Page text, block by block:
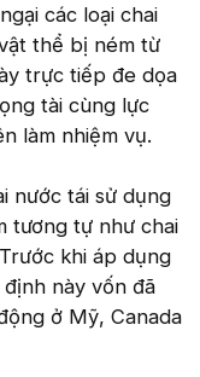
các loại chai
thể bị ném từ
trực tiếp đe dọa
tài cùng lực
làm nhiệm vụ.
nước tái sử dụng
tương tự như chai
khi áp dụng
này vốn đã
ở Mỹ, Canada